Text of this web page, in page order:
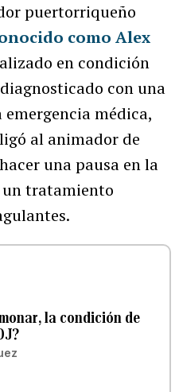
puertorriqueño
como Alex
en condición
con una
emergencia médica,
al animador de
una pausa en la
tratamiento
la condición de